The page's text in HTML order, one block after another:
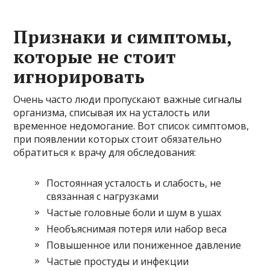
Признаки и симптомы,
которые не стоит
игнорировать
Очень часто люди пропускают важные сигналы
организма, списывая их на усталость или
временное недомогание. Вот список симптомов,
при появлении которых стоит обязательно
обратиться к врачу для обследования:
Постоянная усталость и слабость, не
связанная с нагрузками
Частые головные боли и шум в ушах
Необъяснимая потеря или набор веса
Повышенное или пониженное давление
Частые простуды и инфекции